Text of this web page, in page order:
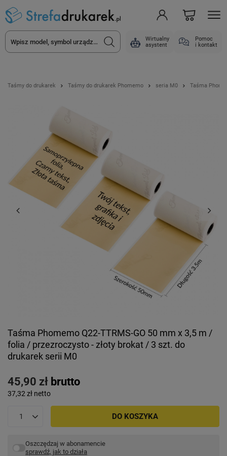
Wirtualny
asystent
Pomoc
i kontakt
Taśmy do drukarek Taśmy do drukarek Phomemo seria M0 Taśma
Taśma Phomemo Q22-TTRMS-GO 50 mm x 3,5 m /
folia / przezroczysto - złoty brokat / 3 szt. do
drukarek serii M0
45,90 zł brutto
37,32 zł netto
DO KOSZYKA
Oszczędzaj w abonamencie
sprawdź, jak to działa